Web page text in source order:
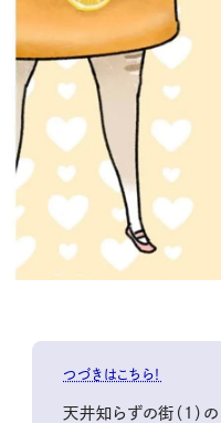
つづきはこちら！
天井知らずの街（1）